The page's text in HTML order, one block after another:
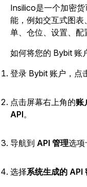
Insilico是一个加密
能，例如交互式图
单、仓位、设置、配
如何将您的 Bybit 账
登录 Bybit 账户，点
点击屏幕右上角的账
API。
导航到 API 管理选项
选择系统生成的 API